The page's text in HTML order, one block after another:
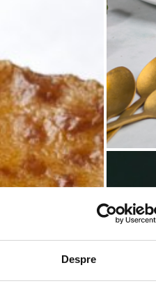
Despre